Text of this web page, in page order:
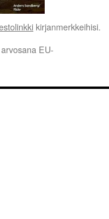
kirjanmerkkeihisi.
EU-